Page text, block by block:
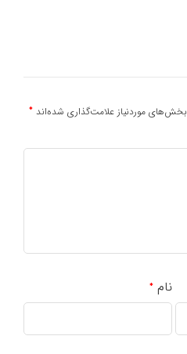
بخش‌های موردنیاز علامت‌گذاری شده‌اند *
نام *